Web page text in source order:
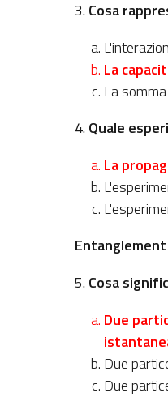
3.Cosa
La
La
4.Quale
La
5.Cosa
Due
Due
Due